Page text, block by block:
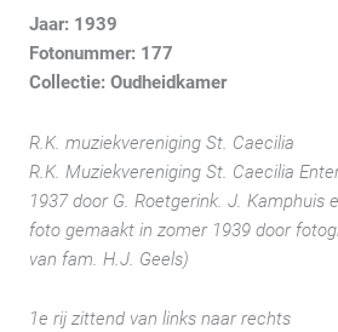
Jaar: 1939
Fotonummer: 177
Collectie: Oudheidkamer
R.K. muziekvereniging St. Caecilia
R.K. Muziekvereniging St. Caecilia
1937 door G. Roetgerink. J. Kamphuis
foto gemaakt in zomer 1939 door
van fam. H.J. Geels)
1e rij zittend van links naar rechts